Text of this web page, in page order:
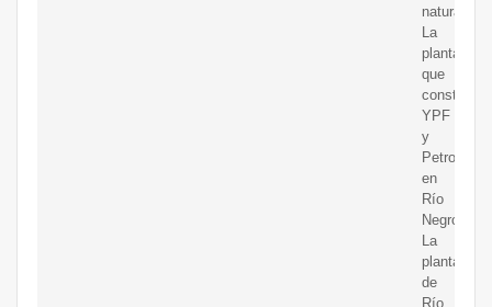
natural.
La
planta
que
construirán
YPF
y
Petronas
en
Río
Negro.
La
planta
de
Río